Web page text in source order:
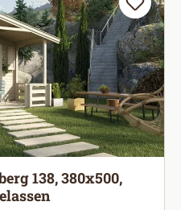
138, 380x500,